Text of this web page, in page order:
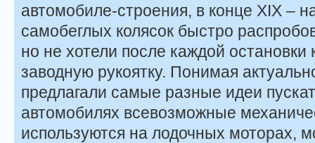
автомобиле-строения, в конце XIX –
самобеглых колясок быстро
но не хотели после каждой остановки
заводную рукоятку. Понимая
предлагали самые разные идеи
автомобилях всевозможные
используются на лодочных моторах,